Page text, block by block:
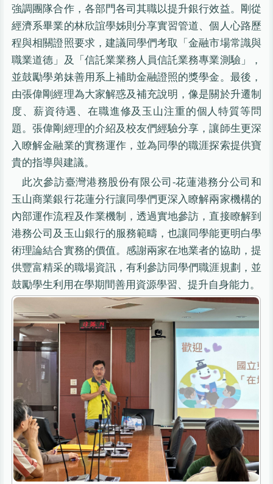
強調團隊合作，各部門各司其職以提升銀行效益。剛從
經濟系畢業的林欣誼學姊則分享實習管道、個人心路歷
程與相關證照要求，建議同學們考取「金融市場常識與
職業道德」及「信託業業務人員信託業務專業測驗」，
並鼓勵學弟妹善用系上補助金融證照的獎學金。最後，
由張偉剛經理為大家解惑及補充說明，像是關於升遷制
度、薪資待遇、在職進修及玉山注重的個人特質等問
題。張偉剛經理的介紹及校友們經驗分享，讓師生更深
入瞭解金融業的實務運作，並為同學的職涯探索提供寶
貴的指導與建議。
此次參訪臺灣港務股份有限公司-花蓮港務分公司和
玉山商業銀行花蓮分行讓同學們更深入瞭解兩家機構的
內部運作流程及作業機制，透過實地參訪，直接瞭解到
港務公司及玉山銀行的服務範疇，也讓同學能更明白學
術理論結合實務的價值。感謝兩家在地業者的協助，提
供豐富精采的職場資訊，有利參訪同學們職涯規劃，並
鼓勵學生利用在學期間善用資源學習、提升自身能力。